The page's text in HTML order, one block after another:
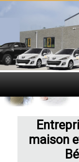
maison